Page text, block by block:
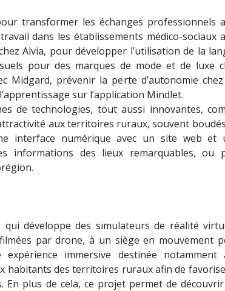
transformer les échanges professionnels
dans les établissements médico-sociaux
Alvia, pour développer l’utilisation de la
pour des marques de mode et de luxe
Midgard, prévenir la perte d’autonomie
sur l’application Mindlet.
de technologies, tout aussi innovantes,
aux territoires ruraux, souvent
interface numérique avec un site web et
informations des lieux remarquables, ou
développe des simulateurs de réalité
par drone, à un siège en mouvement
immersive destinée notamment
habitants des territoires ruraux afin de
En plus de cela, ce projet permet de